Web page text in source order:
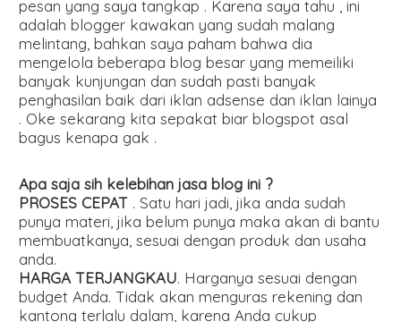
pesan yang saya tangkap . Karena saya tahu , ini
adalah blogger kawakan yang sudah malang
melintang, bahkan saya paham bahwa dia
mengelola beberapa blog besar yang memeiliki
banyak kunjungan dan sudah pasti banyak
penghasilan baik dari iklan adsense dan iklan lainya
. Oke sekarang kita sepakat biar blogspot asal
bagus kenapa gak .
Apa saja sih kelebihan jasa blog ini ?
PROSES CEPAT . Satu hari jadi, jika anda sudah
punya materi, jika belum punya maka akan di bantu
membuatkanya, sesuai dengan produk dan usaha
anda.
HARGA TERJANGKAU. Harganya sesuai dengan
budget Anda. Tidak akan menguras rekening dan
kantong terlalu dalam, karena Anda cukup